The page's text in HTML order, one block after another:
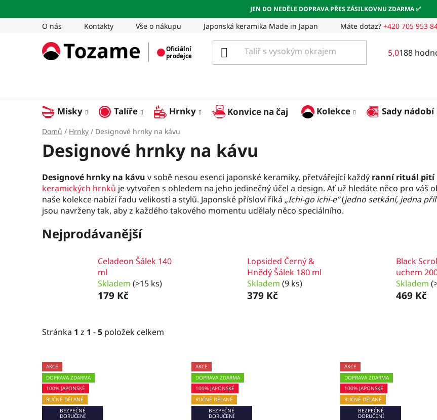
na
JEN DO NEDĚLE DOPRAVA PŘES ZÁSILKOVNU ZDARMA ✅
O nás Kontakty Vše o nákupu Japonská keramika Made in Japan Máte dotaz? +420 705 953
5,0Průměrné
5,0
z
5
188
Misky Talíře Hrnky Konvice na čaj Kolekce Sady nádobí
Domů / Hrnky / Designové hrnky na kávu
Designové hrnky na kávu
Designové hrnky na kávu v sobě nesou esenci japonské keramiky, přetvářející každý ranní rituál pití
keramických hrnků je vytvořen s ohledem na jeho jedinečný účel a design. Ať už hledáte něco pro
naše kolekce nabízí řadu velikostí a stylů. Japonské přísloví říká „Ichi-go ichi-e”(jedno setkání, jedna
jsou navrženy tak, aby z každého takového momentu udělaly něco speciálního.
Nejprodávanější
Celadeon Šálek 140
ml
Skladem (>15 ks)
179 Kč
Lopsided Černý &
Hnědý Šálek 180 ml
Skladem (9 ks)
379 Kč
Black
uchem
Skladem
469 Kč
Stránka 1 z 1 -5 položek celkem
V
ý
p
i
AKCE
DOPRAVA ZDARMA
100% JAPONSKÉ
RUČNĚ DĚLANÉ
BEZPEČNÉ
DORUČENÍ
AKCE
DOPRAVA ZDARMA
100% JAPONSKÉ
RUČNĚ DĚLANÉ
BEZPEČNÉ
DORUČENÍ
AKCE
DOPRAVA ZDARMA
100% JAPONSKÉ
RUČNĚ DĚLANÉ
BEZPEČNÉ
DORUČENÍ